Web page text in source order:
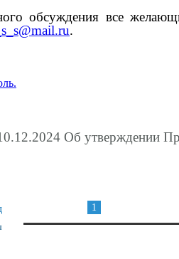
все желающие
.
Об утверждении
1